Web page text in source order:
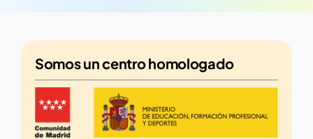
Somos uncentro homologado